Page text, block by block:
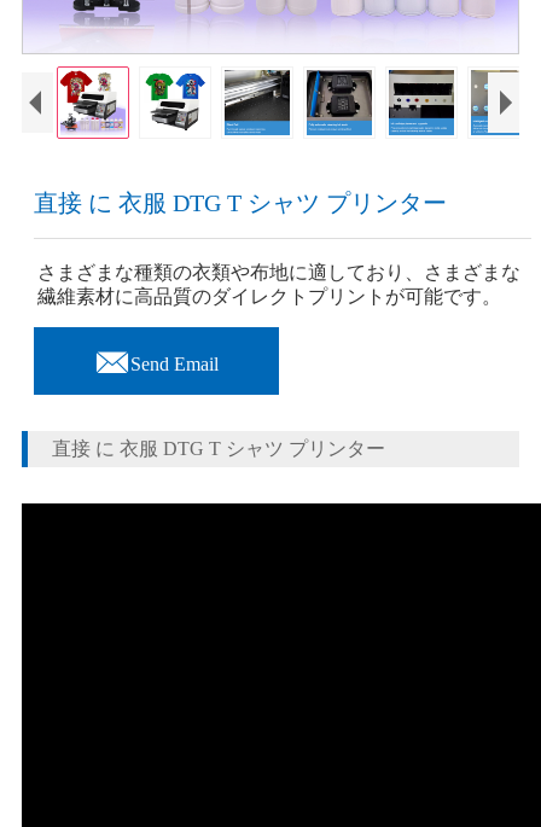
直接 に 衣服 DTG T シャツ プリンター
さまざまな種類の衣類や布地に適しており、さまざまな
繊維素材に高品質のダイレクトプリントが可能です。
Send Email
直接 に 衣服 DTG T シャツ プリンター